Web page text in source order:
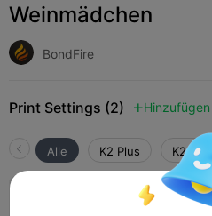
Weinmädchen
BondFire
Print Settings (2)  Hinzufügen
Alle K2 Plus K2 Pro
0,16 mm